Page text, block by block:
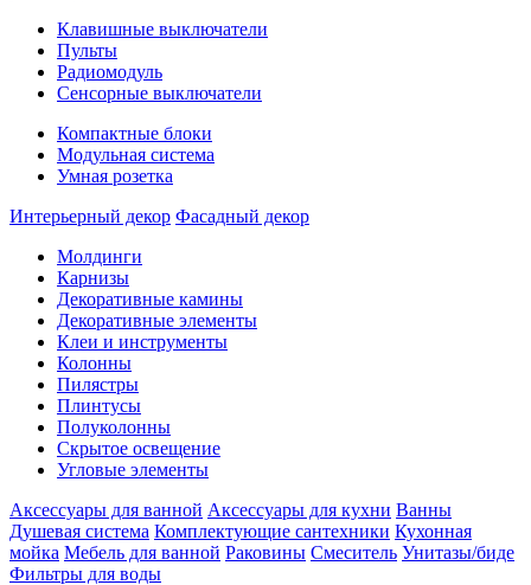
Клавишные выключатели
Пульты
Радиомодуль
Сенсорные выключатели
Компактные блоки
Модульная система
Умная розетка
Интерьерный декор Фасадный декор
Молдинги
Карнизы
Декоративные камины
Декоративные элементы
Клеи и инструменты
Колонны
Пилястры
Плинтусы
Полуколонны
Скрытое освещение
Угловые элементы
Аксессуары для ванной Аксессуары для кухни Ванны
Душевая система Комплектующие сантехники Кухонная
мойка Мебель для ванной Раковины Смеситель Унитазы/биде
Фильтры для воды